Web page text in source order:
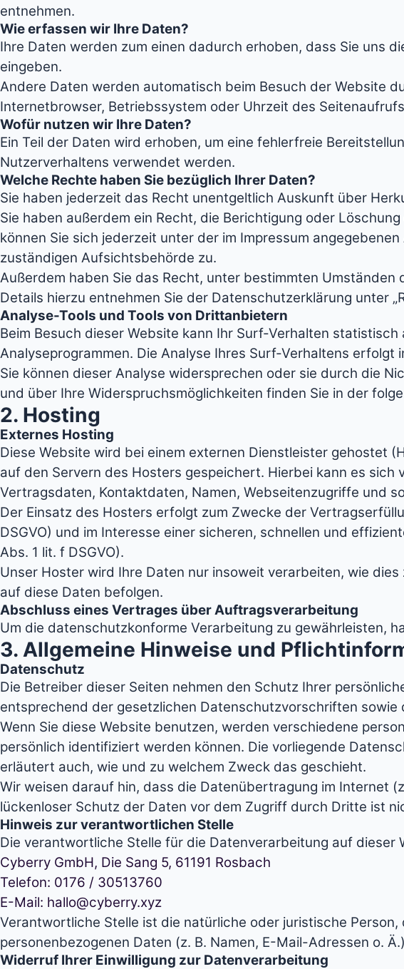
entnehmen.
Wie erfassen wir Ihre Daten?
Ihre Daten werden zum einen dadurch erhoben, dass Sie uns
eingeben.
Andere Daten werden automatisch beim Besuch der Website
Internetbrowser, Betriebssystem oder Uhrzeit des
Wofür nutzen wir Ihre Daten?
Ein Teil der Daten wird erhoben, um eine fehlerfreie
Nutzerverhaltens verwendet werden.
Welche Rechte haben Sie bezüglich Ihrer Daten?
Sie haben jederzeit das Recht unentgeltlich Auskunft über
Sie haben außerdem ein Recht, die Berichtigung oder
können Sie sich jederzeit unter der im Impressum
zuständigen Aufsichtsbehörde zu.
Außerdem haben Sie das Recht, unter bestimmten
Details hierzu entnehmen Sie der Datenschutzerklärung unter
Analyse-Tools und Tools von Drittanbietern
Beim Besuch dieser Website kann Ihr Surf-Verhalten
Analyseprogrammen. Die Analyse Ihres Surf-Verhaltens
Sie können dieser Analyse widersprechen oder sie durch die
und über Ihre Widerspruchsmöglichkeiten finden Sie in der
2. Hosting
Externes Hosting
Diese Website wird bei einem externen Dienstleister gehostet
auf den Servern des Hosters gespeichert. Hierbei kann es
Vertragsdaten, Kontaktdaten, Namen, Webseitenzugriffe und
Der Einsatz des Hosters erfolgt zum Zwecke der
DSGVO) und im Interesse einer sicheren, schnellen und
Abs. 1 lit. f DSGVO).
Unser Hoster wird Ihre Daten nur insoweit verarbeiten, wie
auf diese Daten befolgen.
Abschluss eines Vertrages über Auftragsverarbeitung
Um die datenschutzkonforme Verarbeitung zu gewährleisten,
3. Allgemeine Hinweise und
Datenschutz
Die Betreiber dieser Seiten nehmen den Schutz Ihrer
entsprechend der gesetzlichen Datenschutzvorschriften sowie
Wenn Sie diese Website benutzen, werden verschiedene
persönlich identifiziert werden können. Die vorliegende
erläutert auch, wie und zu welchem Zweck das geschieht.
Wir weisen darauf hin, dass die Datenübertragung im Internet
lückenloser Schutz der Daten vor dem Zugriff durch Dritte ist
Hinweis zur verantwortlichen Stelle
Die verantwortliche Stelle für die Datenverarbeitung auf dieser
Cyberry GmbH, Die Sang 5, 61191 Rosbach
Telefon: 0176 / 30513760
E-Mail: hallo@cyberry.xyz
Verantwortliche Stelle ist die natürliche oder juristische
personenbezogenen Daten (z. B. Namen, E-Mail-Adressen o.
Widerruf Ihrer Einwilligung zur Datenverarbeitung